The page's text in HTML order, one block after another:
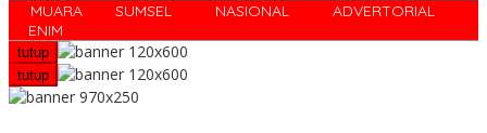
MUARA
ENIM
SUMSEL NASIONAL ADVERTORIAL
tutup
tutup